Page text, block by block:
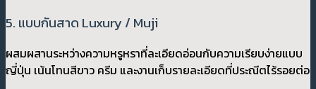
5. แบบกันสาด Luxury / Muji
ผสมผสานระหว่างความหรูหราที่ละเอียดอ่อนกับความเรียบง่ายแบบ
ญี่ปุ่น เน้นโทนสีขาว ครีม และงานเก็บรายละเอียดที่ประณีตไร้รอยต่อ